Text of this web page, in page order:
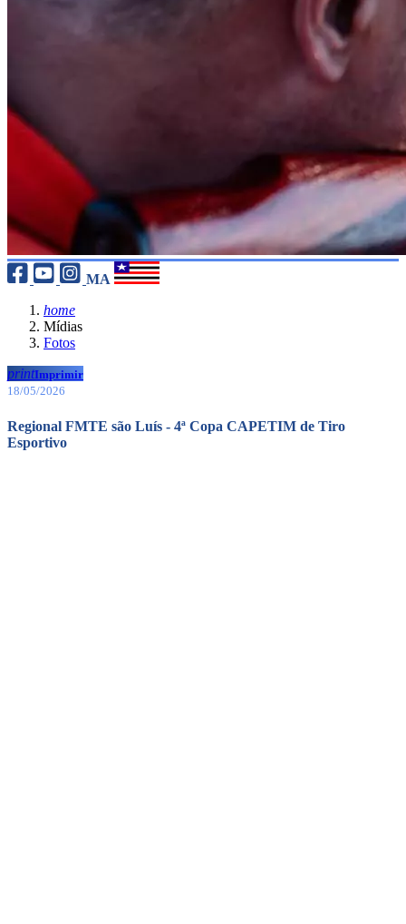
MA
home
Mídias
Fotos
printImprimir
18/05/2026
Regional FMTE são Luís - 4ª Copa CAPETIM de Tiro
Esportivo